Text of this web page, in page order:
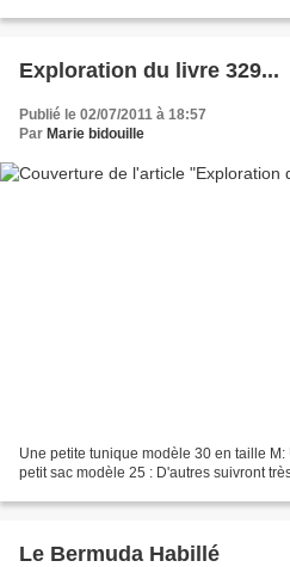
Exploration du livre 329...
Publié le 02/07/2011 à 18:57
Par Marie bidouille
Une petite tunique modèle 30 en taille
petit sac modèle 25 : D'autres suivront
Le Bermuda Habillé